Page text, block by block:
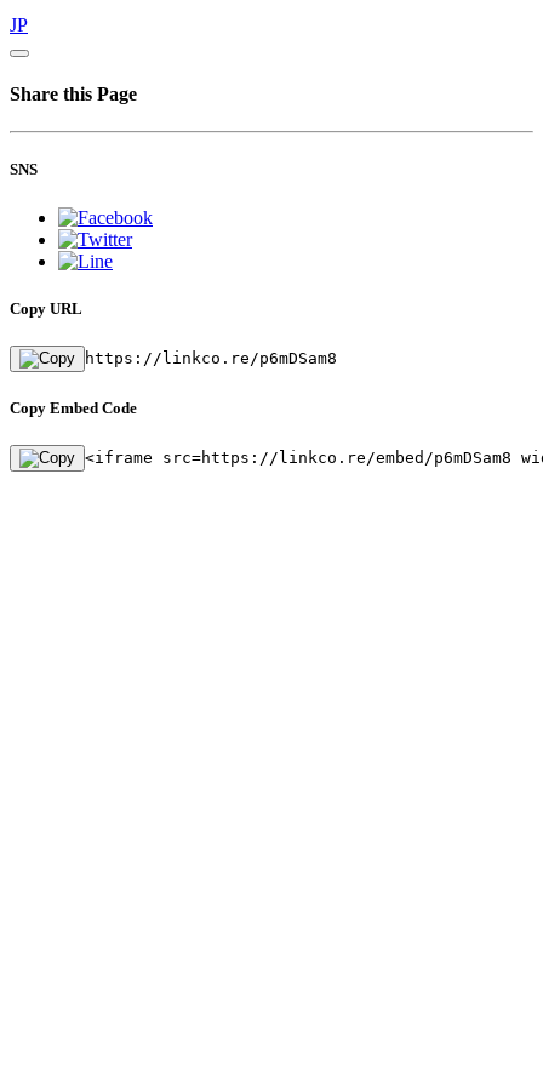
JP
Share this Page
SNS
Copy URL
https://linkco.re/p6mDSam8
Copy Embed Code
<iframe src=https://linkco.re/embed/p6mDSam8